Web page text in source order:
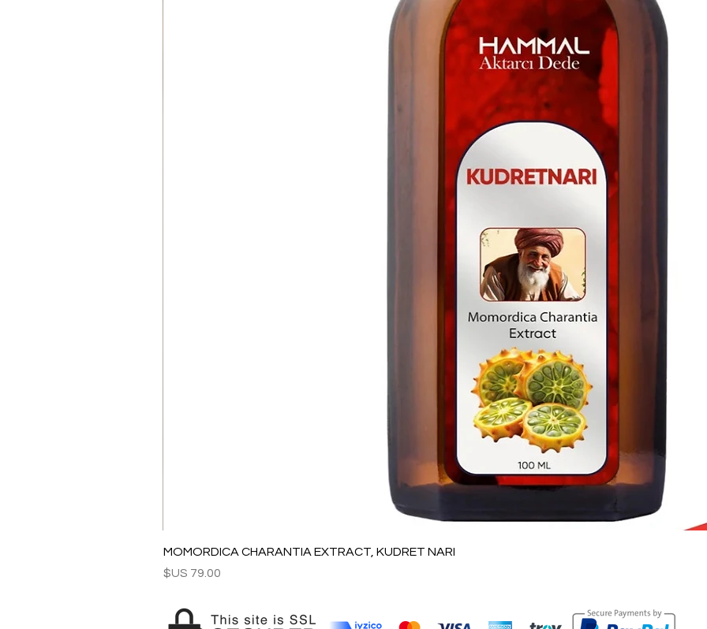
MOMORDICA CHARANTIA EXTRACT, KUDRET NARI
السعر